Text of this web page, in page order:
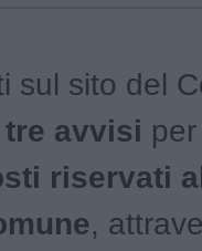
sul sito del
tre avvisi
riservati
,